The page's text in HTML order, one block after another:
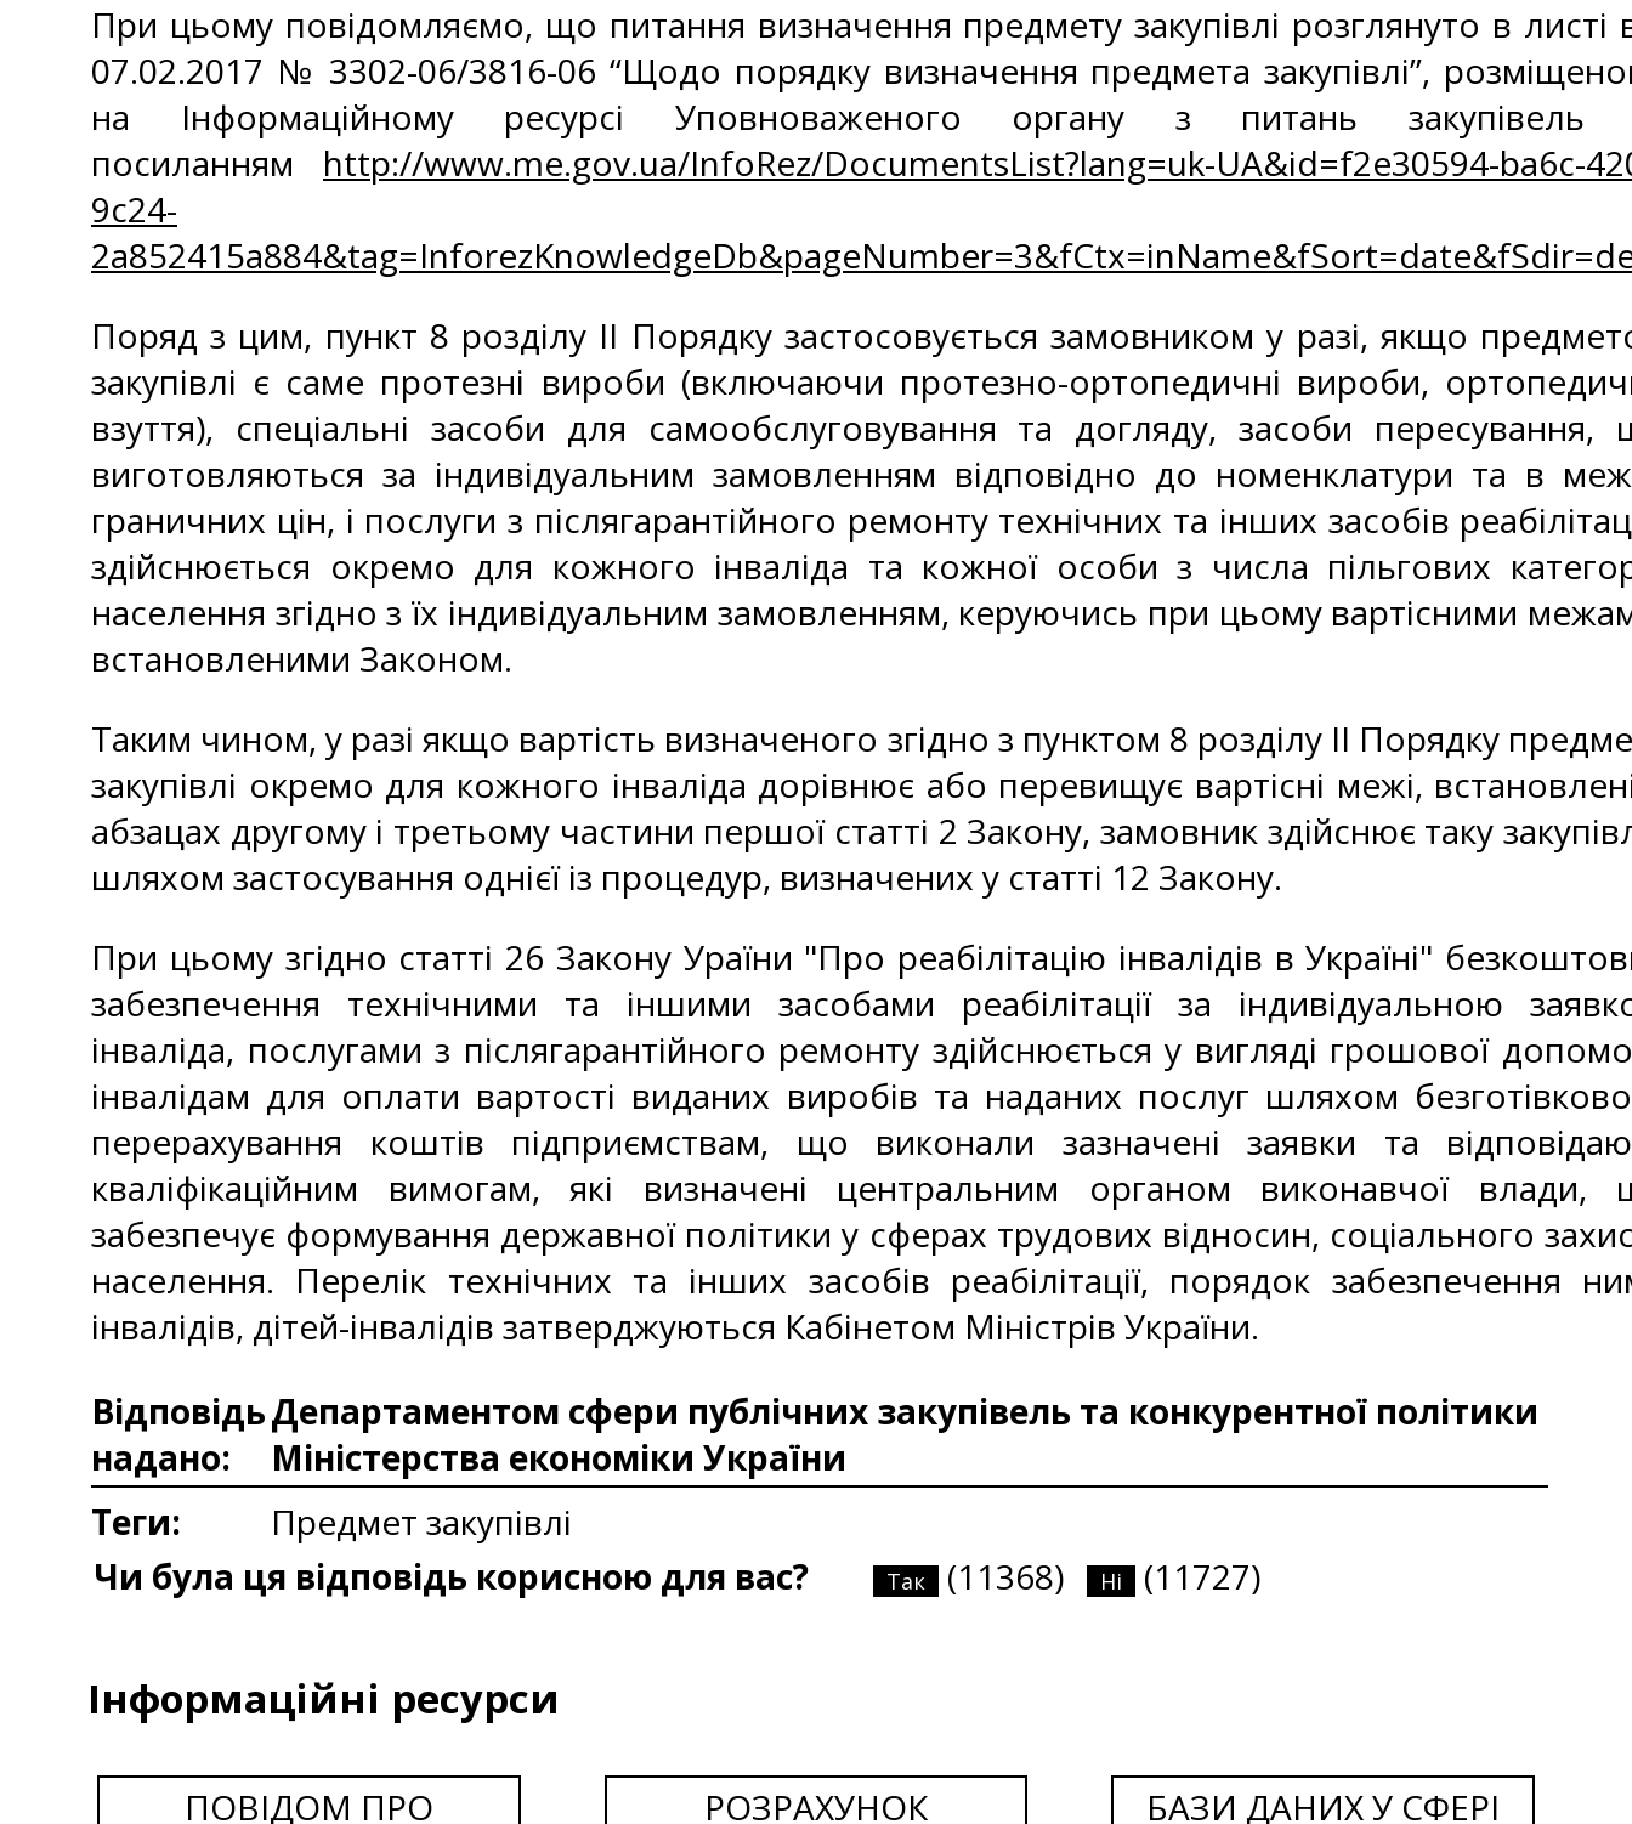
При цьому повідомляємо, що питання визначення предмету закупівлі розглянуто в листі
07.02.2017 № 3302-06/3816-06 “Щодо порядку визначення предмета закупівлі”,
на Інформаційному ресурсі Уповноваженого органу з питань закупівель
посиланням http://www.me.gov.ua/InfoRez/DocumentsList?lang=uk-UA&id=f2e30594-ba6c-
9c24-
Поряд з цим, пункт 8 розділу ІІ Порядку застосовується замовником у разі, якщо
закупівлі є саме протезні вироби (включаючи протезно-ортопедичні вироби,
взуття), спеціальні засоби для самообслуговування та догляду, засоби пересування,
виготовляються за індивідуальним замовленням відповідно до номенклатури та в
граничних цін, і послуги з післягарантійного ремонту технічних та інших засобів
здійснюється окремо для кожного інваліда та кожної особи з числа пільгових
населення згідно з їх індивідуальним замовленням, керуючись при цьому вартісними
встановленими Законом.
Таким чином, у разі якщо вартість визначеного згідно з пунктом 8 розділу ІІ Порядку
закупівлі окремо для кожного інваліда дорівнює або перевищує вартісні межі,
абзацах другому і третьому частини першої статті 2 Закону, замовник здійснює таку
шляхом застосування однієї із процедур, визначених у статті 12 Закону.
При цьому згідно статті 26 Закону Ураїни "Про реабілітацію інвалідів в Україні"
забезпечення технічними та іншими засобами реабілітації за індивідуальною
інваліда, послугами з післягарантійного ремонту здійснюється у вигляді грошової
інвалідам для оплати вартості виданих виробів та наданих послуг шляхом
перерахування коштів підприємствам, що виконали зазначені заявки та
кваліфікаційним вимогам, які визначені центральним органом виконавчої влади,
забезпечує формування державної політики у сферах трудових відносин, соціального
населення. Перелік технічних та інших засобів реабілітації, порядок забезпечення
інвалідів, дітей-інвалідів затверджуються Кабінетом Міністрів України.
Відповідь
надано:
Департаментом сфери публічних закупівель та конкурентної політики
Міністерства економіки України
Теги:
Предмет закупівлі
Чи була ця відповідь корисною для вас?
Так (11368) Ні (11727)
Інформаційні ресурси
ПОВІДОМ ПРО РОЗРАХУНОК БАЗИ ДАНИХ У СФЕРІ